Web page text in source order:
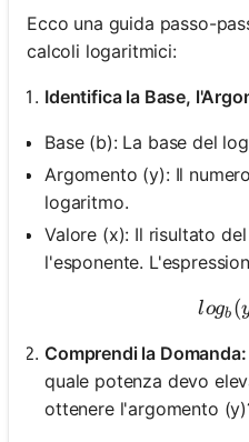
Ecco una guida passo-
calcoli logaritmici:
Identifica la Base,
Base (b): La base del
Argomento (y): Il
logaritmo.
Valore (x): Il risultato
l'esponente.
logb (
Comprendi la Domanda:
quale potenza devo
ottenere l'argomento